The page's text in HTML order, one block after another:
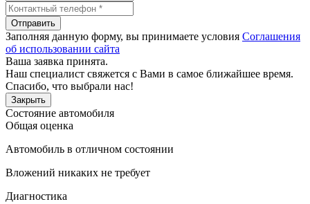
Отправить
Заполняя данную форму, вы принимаете условия Соглашения
об использовании сайта
Ваша заявка принята.
Наш специалист свяжется с Вами в самое ближайшее время.
Спасибо, что выбрали нас!
Закрыть
Состояние автомобиля
Общая оценка
Автомобиль в отличном состоянии
Вложений никаких не требует
Диагностика